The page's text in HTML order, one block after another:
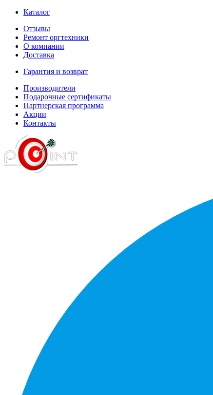
Каталог
Отзывы
Ремонт оргтехники
О компании
Доставка
Гарантия и возврат
Производители
Подарочные сертификаты
Партнерская программа
Акции
Контакты